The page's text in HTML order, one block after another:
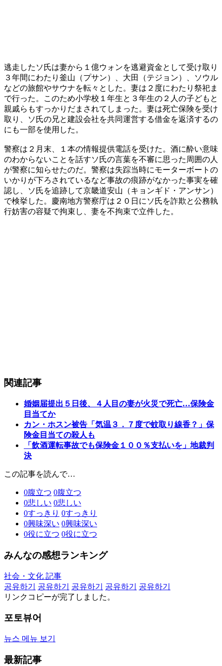
逃走したソ氏は妻から１億ウォンを逃避資金として受け取り
３年間にわたり釜山（プサン）、大田（テジョン）、ソウル
などの旅館やサウナを転々とした。妻は２度にわたり祭祀ま
で行った。このため小学校１年生と３年生の２人の子どもと
親戚らもすっかりだまされてしまった。妻は死亡保険を受け
取り、ソ氏の兄と建設会社を共同運営する借金を返済するの
にも一部を使用した。
警察は２月末、１本の情報提供電話を受けた。酒に酔い意味
のわからないことを話すソ氏の言葉を不審に思った周囲の人
が警察に知らせたのだ。警察は失踪当時にモーターボートの
いかりが下ろされているなど事故の痕跡がなかった事実を確
認し、ソ氏を追跡して京畿道安山（キョンギド・アンサン）
で検挙した。慶南地方警察庁は２０日にソ氏を詐欺と公務執
行妨害の容疑で拘束し、妻を不拘束で立件した。
関連記事
婚姻届提出５日後、４人目の妻が火災で死亡…保険金
目当てか
カン・ホスン被告「気温３．７度で蚊取り線香？」保
険金目当ての殺人も
「飲酒運転事故でも保険金１００％支払いを」地裁判
決
この記事を読んで…
0腹立つ 0腹立つ
0悲しい 0悲しい
0すっきり 0すっきり
0興味深い 0興味深い
0役に立つ 0役に立つ
みんなの感想ランキング
社会・文化 記事
공유하기
공유하기 공유하기 공유하기
공유하기
リンクコピーが完了しました。
포토뷰어
뉴스 메뉴 보기
最新記事